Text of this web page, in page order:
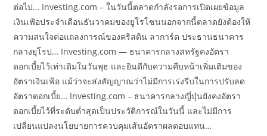
ต่อไป… Investing.com – ในวันนี้ตลาดกำลังรอการเปิดเผยข้อมูล
เงินเฟ้อประจำเดือนธันวาคมของยูโรโซนนอกจากนี้ตลาดยังต้องให้
ความสนใจต่อแถลงการณ์ของคริสติน ลาการ์ด ประธานธนาคาร
กลางยุโรป… Investing.com — ธนาคารกลางสหรัฐคงอัตรา
ดอกเบี้ยไว้เท่าเดิมในวันพุธ และยินดีกับความคืบหน้าเพิ่มเติมของ
อัตราเงินเฟ้อ แม้ว่าจะส่งสัญญาณว่าไม่มีการเร่งรีบในการปรับลด
อัตราดอกเบี้ย… Investing.com – ธนาคารกลางญี่ปุ่นยังคงอัตรา
ดอกเบี้ยไว้ที่ระดับต่ำสุดเป็นประวัติการณ์ในวันนี้ และไม่มีการ
เปลี่ยนแปลงนโยบายการควบคุมเส้นอัตราผลตอบแทน…